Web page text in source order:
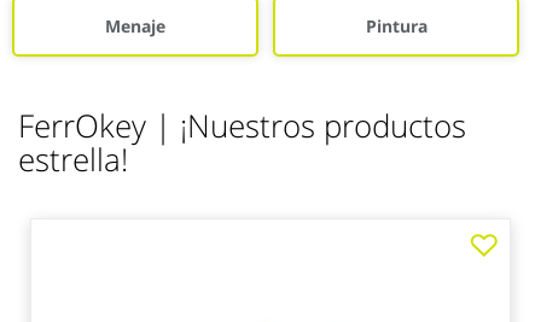
Menaje Pintura
FerrOkey | ¡Nuestros productos
estrella!